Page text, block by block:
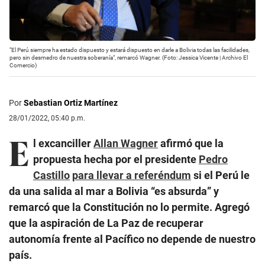
"El Perú siempre ha estado dispuesto y estará dispuesto en darle a Bolivia todas las facilidades,
pero sin desmedro de nuestra soberanía", remarcó Wagner. (Foto: Jessica Vicente | Archivo El
Comercio)
PorSebastian Ortiz Martínez
28/01/2022, 05:40 p.m.
E l excancillerAllan Wagnerafirmó que la
propuesta hecha por el presidente Pedro
Castillo para llevar a referéndum si el Perú le
da una salida al mar a Bolivia “es absurda” y
remarcó que la Constitución no lo permite. Agregó
que la aspiración de La Paz de recuperar
autonomía frente al Pacífico no depende de nuestro
país.